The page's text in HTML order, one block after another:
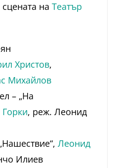
на Театър
Христов,
Михайлов
– „На
, реж. Леонид
Леонид
Илиев